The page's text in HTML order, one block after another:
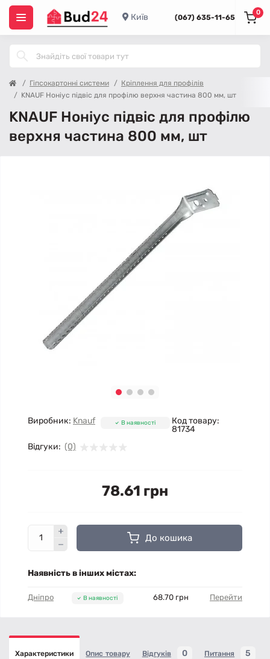
Київ (067) 635-11-65
0
Гіпсокартонні системи
Кріплення для профілів
KNAUF Ноніус підвіс для профілю верхня частина 800 мм, шт
KNAUF Ноніус підвіс для профілю
верхня частина 800 мм, шт
Виробник: Knauf
Код товару:
81734
Відгуки: (0)
В наявності
78.61 грн
До кошика
Наявність в інших містах:
Дніпро В наявності 68.70 грн Перейти
Характеристики Опис товару Відгуків 0 Питання 5